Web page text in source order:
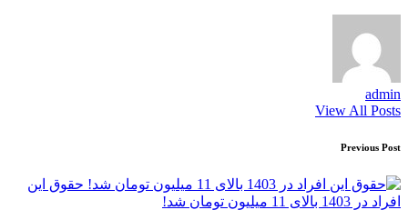
admin
View All Posts
Post
navigation
Previous Post
حقوق این
افراد در 1403 بالای 11 میلیون تومان شد!